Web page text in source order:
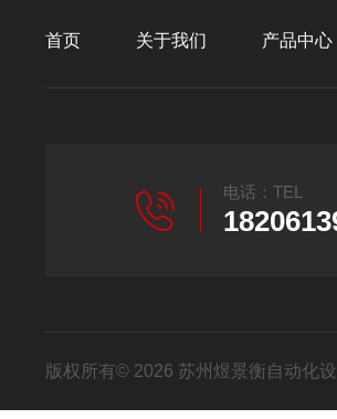
首页 关于我们 产品中心
电话：TEL
版权所有© 2026 苏州煜景衡自动